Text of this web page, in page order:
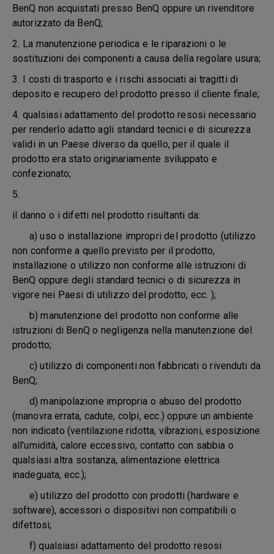
BenQ non acquistati presso BenQ oppure un rivenditore
autorizzato da BenQ;
2. La manutenzione periodica e le riparazioni o le
sostituzioni dei componenti a causa della regolare usura;
3. I costi di trasporto e i rischi associati ai tragitti di
deposito e recupero del prodotto presso il cliente finale;
4. qualsiasi adattamento del prodotto resosi necessario
per renderlo adatto agli standard tecnici e di sicurezza
validi in un Paese diverso da quello, per il quale il
prodotto era stato originariamente sviluppato e
confezionato;
5.
il danno o i difetti nel prodotto risultanti da:
a) uso o installazione impropri del prodotto (utilizzo
non conforme a quello previsto per il prodotto,
installazione o utilizzo non conforme alle istruzioni di
BenQ oppure degli standard tecnici o di sicurezza in
vigore nei Paesi di utilizzo del prodotto, ecc. );
b) manutenzione del prodotto non conforme alle
istruzioni di BenQ o negligenza nella manutenzione del
prodotto;
c) utilizzo di componenti non fabbricati o rivenduti da
BenQ;
d) manipolazione impropria o abuso del prodotto
(manovra errata, cadute, colpi, ecc.) oppure un ambiente
non indicato (ventilazione ridotta, vibrazioni, esposizione
all'umidità, calore eccessivo, contatto con sabbia o
qualsiasi altra sostanza, alimentazione elettrica
inadeguata, ecc.);
e) utilizzo del prodotto con prodotti (hardware e
software), accessori o dispositivi non compatibili o
difettosi;
f) qualsiasi adattamento del prodotto resosi